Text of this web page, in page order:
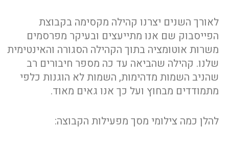
לאורך השנים יצרנו קהילה מקסימה בקבוצת
הפייסבוק שם אנו מתייעצים ובעיקר מפרסמים
משרות אוטומציה בתוך הקהילה הסגורה והאינטימית
שלנו. קהילה שהביאה עד כה מספר חיבורים רב
שהניב השמות מדהימות, השמות לא הוגנות כלפי
מתמודדים מבחוץ ועל כך אנו גאים מאוד.
להלן כמה צילומי מסך מפעילות הקבוצה: